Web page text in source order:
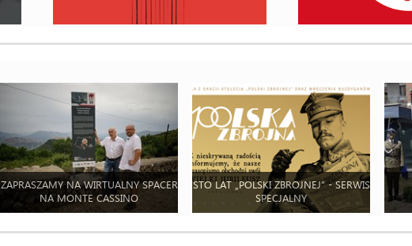
ZAPRASZAMY NA WIRTUALNY SPACER
NA MONTE CASSINO
STO LAT „POLSKI ZBROJNEJ” - SERWIS
SPECJALNY